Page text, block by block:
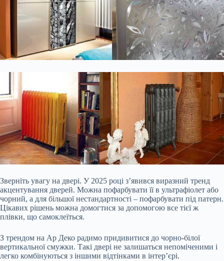
Зверніть увагу на двері. У 2025 році з’явився виразний тренд
акцентування дверей. Можна пофарбувати її в ультрафіолет або
чорний, а для більшої нестандартності – пофарбувати під патерн.
Цікавих рішень можна домогтися за допомогою все тієї ж
плівки, що самоклеїться.
З трендом на Ар Деко радимо придивитися до чорно-білої
вертикальної смужки. Такі двері не залишаться непоміченими і
легко комбінуються з іншими відтінками в інтер’єрі.